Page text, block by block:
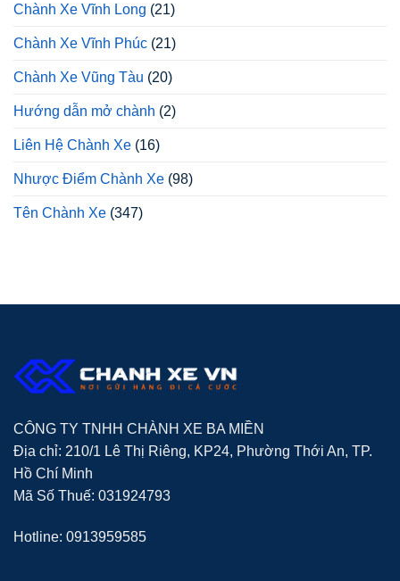
Chành Xe Vĩnh Long (21)
Chành Xe Vĩnh Phúc (21)
Chành Xe Vũng Tàu (20)
Hướng dẫn mở chành (2)
Liên Hệ Chành Xe (16)
Nhược Điểm Chành Xe (98)
Tên Chành Xe (347)
CÔNG TY TNHH CHÀNH XE BA MIỀN
Địa chỉ: 210/1 Lê Thị Riêng, KP24, Phường Thới An, TP.
Hồ Chí Minh
Mã Số Thuế: 031924793
Hotline: 0913959585